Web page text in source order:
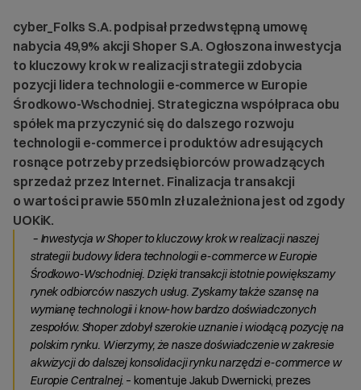
cyber_Folks S.A. podpisał przedwstępną umowę
nabycia 49,9% akcji Shoper S.A. Ogłoszona inwestycja
to kluczowy krok w realizacji strategii zdobycia
pozycji lidera technologii e-commerce w Europie
Środkowo-Wschodniej. Strategiczna współpraca obu
spółek ma przyczynić się do dalszego rozwoju
technologii e-commerce i produktów adresujących
rosnące potrzeby przedsiębiorców prowadzących
sprzedaż przez Internet. Finalizacja transakcji
o wartości prawie 550 mln zł uzależniona jest od zgody
UOKiK.
– Inwestycja w Shoper to kluczowy krok w realizacji naszej
strategii budowy lidera technologii e-commerce w Europie
Środkowo-Wschodniej. Dzięki transakcji istotnie powiększamy
rynek odbiorców naszych usług. Zyskamy także szansę na
wymianę technologii i know-how bardzo doświadczonych
zespołów. Shoper zdobył szerokie uznanie i wiodącą pozycję na
polskim rynku. Wierzymy, że nasze doświadczenie w zakresie
akwizycji do dalszej konsolidacji rynku narzędzi e-commerce w
Europie Centralnej. – komentuje Jakub Dwernicki, prezes